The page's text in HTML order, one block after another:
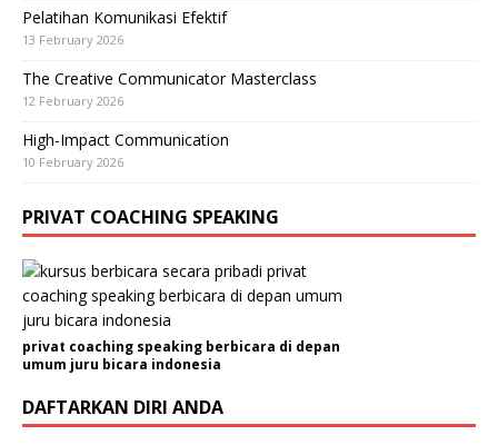
Pelatihan Komunikasi Efektif
13 February 2026
The Creative Communicator Masterclass
12 February 2026
High-Impact Communication
10 February 2026
PRIVAT COACHING SPEAKING
privat coaching speaking berbicara di depan
umum juru bicara indonesia
DAFTARKAN DIRI ANDA